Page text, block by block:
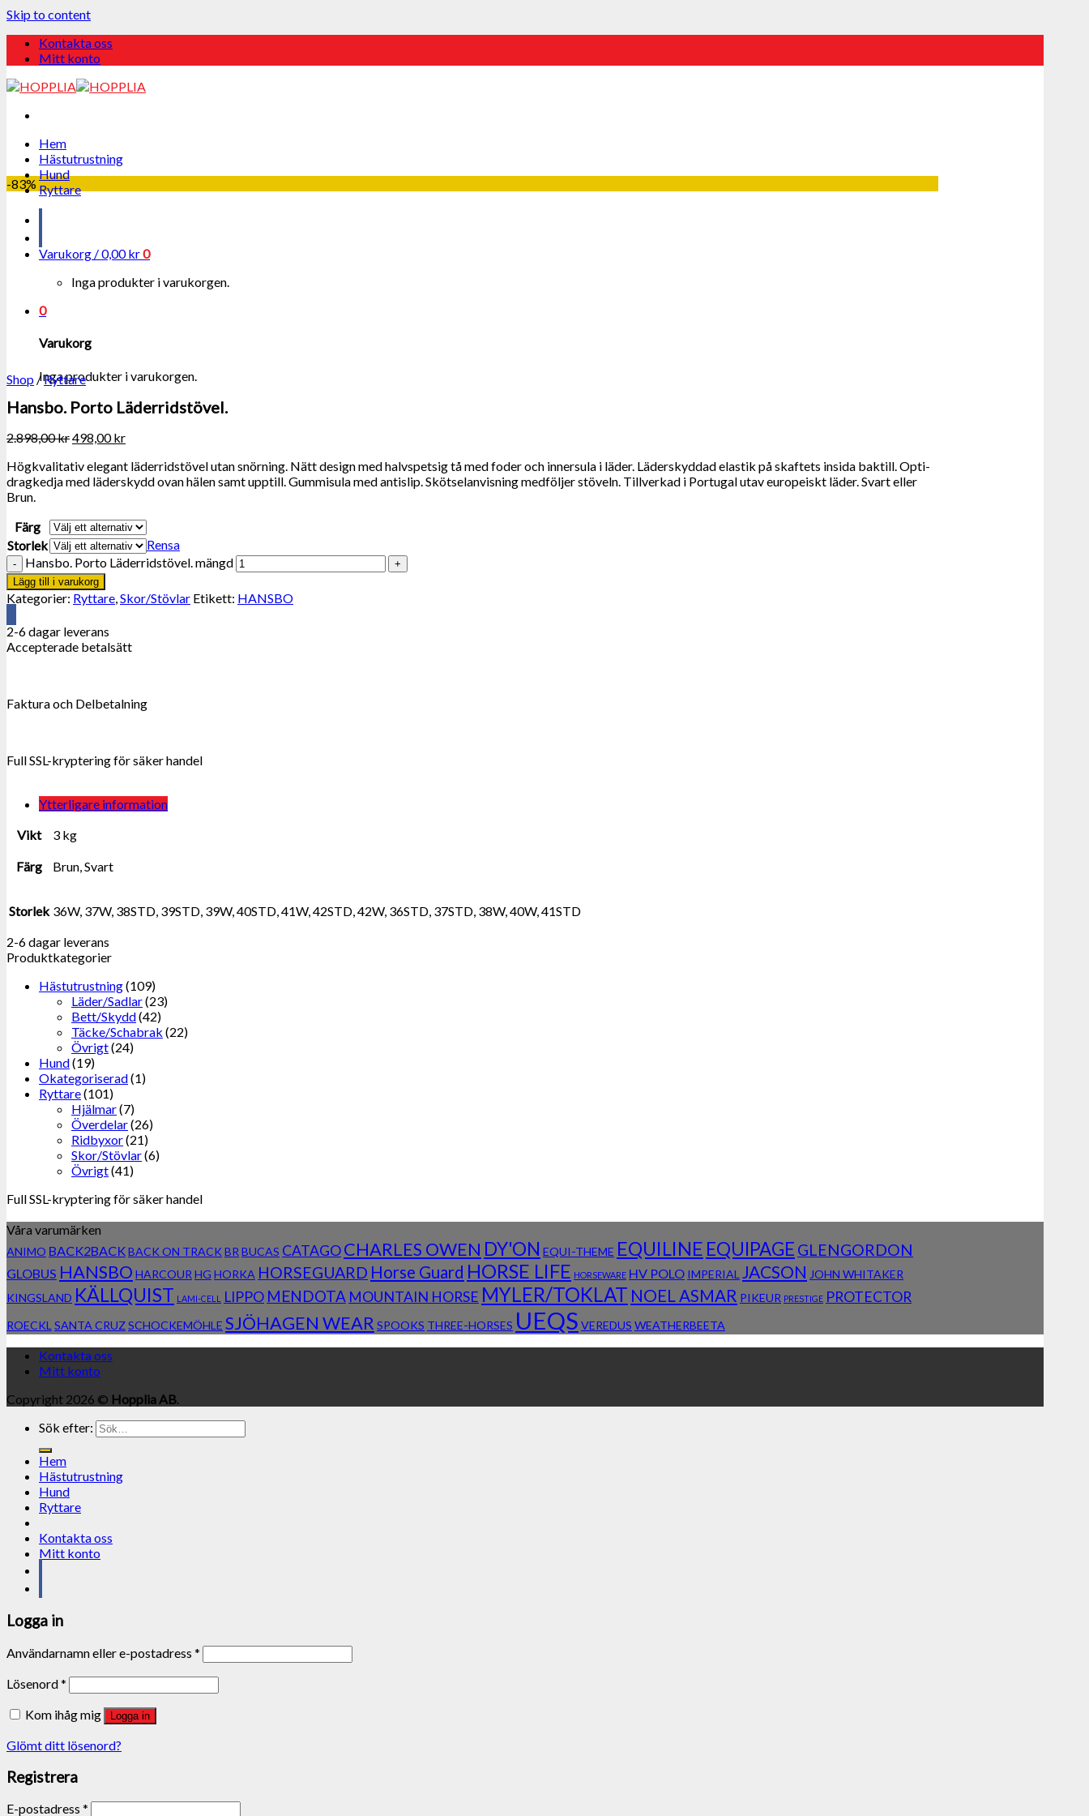
Skip to content
Kontakta oss
Mitt konto
Hem
Hästutrustning
Hund
Ryttare
Varukorg /0,00kr0
Inga produkter i varukorgen.
0
Varukorg
Inga produkter i varukorgen.
-83%
Shop /Ryttare
Hansbo. Porto Läderridstövel.
2.898,00kr498,00kr
Högkvalitativ elegant läderridstövel utan snörning. Nätt design med halvspetsig tå med foder och innersula i läder. Läderskyddad elastik på skaftets insida baktill. Opti-
dragkedja med läderskydd ovan hälen samt upptill. Gummisula med antislip. Skötselanvisning medföljer stöveln. Tillverkad i Portugal utav europeiskt läder. Svart eller
Brun.
Färg
Storlek
Rensa
Hansbo. Porto Läderridstövel. mängd
Lägg till i varukorg
Kategorier: Ryttare,Skor/Stövlar Etikett: HANSBO
2-6 dagar leverans
Accepterade betalsätt
Faktura och Delbetalning
Full SSL-kryptering för säker handel
Ytterligare information
Vikt
3 kg
Färg Brun, Svart
Storlek 36W, 37W, 38STD, 39STD, 39W, 40STD, 41W, 42STD, 42W, 36STD, 37STD, 38W, 40W, 41STD
2-6 dagar leverans
Produktkategorier
Hästutrustning(109)
Läder/Sadlar(23)
Bett/Skydd(42)
Täcke/Schabrak (22)
Övrigt(24)
Hund(19)
Okategoriserad(1)
Ryttare(101)
Hjälmar(7)
Överdelar(26)
Ridbyxor(21)
Skor/Stövlar(6)
Övrigt(41)
Full SSL-kryptering för säker handel
Våra varumärken
ANIMO BACK2BACKBACK ON TRACK BR BUCAS CATAGOCHARLES OWEN DY'ON EQUI-THEME EQUILINE EQUIPAGE GLENGORDON
GLOBUS HANSBO HARCOUR HG HORKA HORSEGUARD Horse Guard HORSE LIFE HORSEWARE HV POLO IMPERIAL JACSON JOHN WHITAKER
KINGSLAND KÄLLQUIST LAMI-CELL LIPPO MENDOTA MOUNTAIN HORSE MYLER/TOKLAT NOEL ASMAR PIKEUR PRESTIGE PROTECTOR
ROECKL SANTA CRUZSCHOCKEMÖHLE SJÖHAGEN WEAR SPOOKS THREE-HORSES UEQS VEREDUS WEATHERBEETA
Kontakta oss
Mitt konto
Copyright 2026 © Hopplia AB.
Sök efter:
Hem
Hästutrustning
Hund
Ryttare
Kontakta oss
Mitt konto
Logga in
Användarnamn eller e-postadress *
Lösenord*
Kom ihåg mig
Logga in
Glömt ditt lösenord?
Registrera
E-postadress *